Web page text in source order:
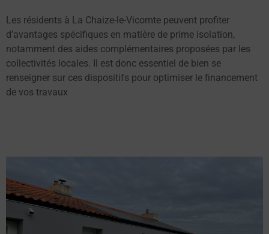
Les résidents à La Chaize-le-Vicomte peuvent profiter
d’avantages spécifiques en matière de prime isolation,
notamment des aides complémentaires proposées par les
collectivités locales. Il est donc essentiel de bien se
renseigner sur ces dispositifs pour optimiser le financement
de vos travaux